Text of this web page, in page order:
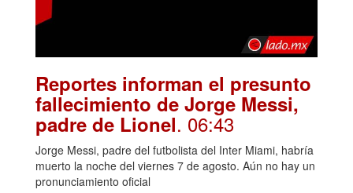
Reportes informan el presunto
fallecimiento de Jorge Messi,
padre de Lionel. 06:43
Jorge Messi, padre del futbolista del Inter Miami, habría
muerto la noche del viernes 7 de agosto. Aún no hay un
pronunciamiento oficial